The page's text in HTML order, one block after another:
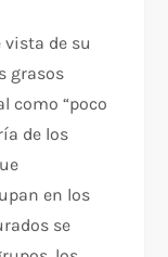
de su
grasos
como “poco
de los
en los
se